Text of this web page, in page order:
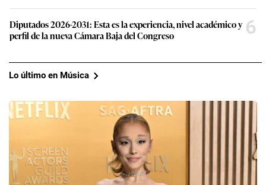
Diputados 2026-2031: Esta es la experiencia, nivel académico y
perfil de la nueva Cámara Baja del Congreso
6
Lo último en Música